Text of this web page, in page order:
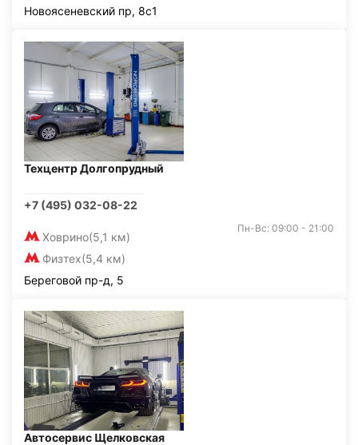
Новоясеневский пр, 8с1
Техцентр Долгопрудный
+7 (495) 032-08-22
Ховрино(5,1 км)
Физтех(5,4 км)
Пн-Вс: 09:00 - 21:00
Береговой пр-д, 5
Автосервис Щелковская